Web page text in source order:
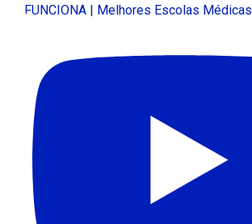
FUNCIONA | Melhores Escolas Médicas